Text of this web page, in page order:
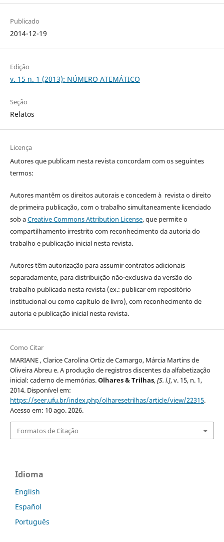
Publicado
2014-12-19
Edição
v. 15 n. 1 (2013): NÚMERO ATEMÁTICO
Seção
Relatos
Licença
Autores que publicam nesta revista concordam com os seguintes
termos:
Autores mantêm os direitos autorais e concedem à revista o direito
de primeira publicação, com o trabalho simultaneamente licenciado
sob aCreative Commons Attribution License, que permite o
compartilhamento irrestrito com reconhecimento da autoria do
trabalho e publicação inicial nesta revista.
Autores têm autorização para assumir contratos adicionais
separadamente, para distribuição não-exclusiva da versão do
trabalho publicada nesta revista (ex.: publicar em repositório
institucional ou como capítulo de livro), com reconhecimento de
autoria e publicação inicial nesta revista.
Como Citar
MARIANE , Clarice Carolina Ortiz de Camargo, Márcia Martins de
Oliveira Abreu e. A produção de registros discentes da alfabetização
inicial: caderno de memórias.Olhares & Trilhas,[S. l.], v. 15, n. 1,
2014. Disponível em:
https://seer.ufu.br/index.php/olharesetrilhas/article/view/22315.
Acesso em: 10 ago. 2026.
Formatos de Citação
Idioma
English
Español
Português